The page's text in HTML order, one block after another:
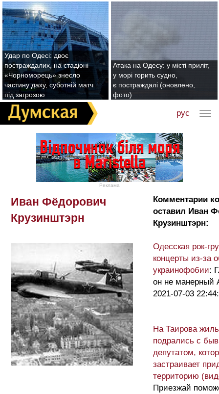
Удар по Одесі: двоє
постраждалих, на стадіоні
«Чорноморець» знесло
частину даху, суботній матч
під загрозою
Атака на Одесу: у місті приліт,
у морі горить судно,
є постраждалі (оновлено,
фото)
рус
Реклама
Иван Фёдорович
Крузинштэрн
Комментарии
оставил Иван
Крузинштэрн:
Одесская рок-
концерты из-за
украинофобии:
он не манерный
2021-07-03
На Таирова
подрались с
депутатом,
застраивает
территорию
Приезжай